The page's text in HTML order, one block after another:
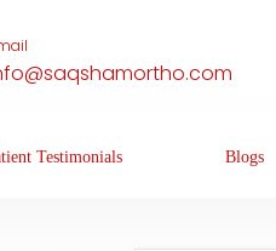
Testimonials Blogs